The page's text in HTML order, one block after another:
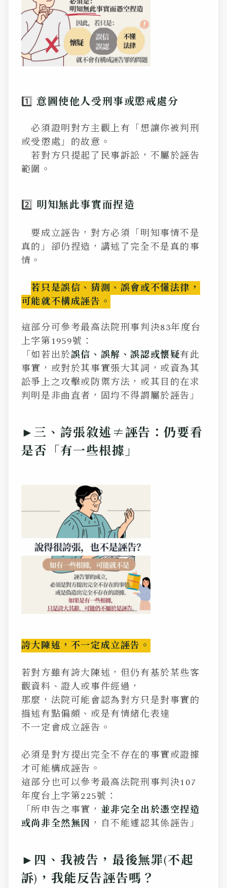
1️⃣意圖使他人受刑事或懲戒處分
必須證明對方主觀上有「想讓你被判刑
或受懲處」的故意。
若對方只提起了民事訴訟，不屬於誣告
範圍。
2️⃣ 明知無此事實而捏造
要成立誣告，對方必須「明知事情不是
真的」卻仍捏造，講述了完全不是真的事
情。
若只是誤信、猜測、誤會或不懂法律，
可能就不構成誣告。
這部分可參考最高法院刑事判決83年度台
上字第1959號：
「如若出於誤信、誤解、誤認或懷疑有此
事實，或對於其事實張大其詞，或資為其
訟爭上之攻擊或防禦方法，或其目的在求
判明是非曲直者，固均不得謂屬於誣告」
►三、誇張敘述≠誣告：仍要看
是否「有一些根據」
誇大陳述，不一定成立誣告。
若對方雖有誇大陳述，但仍有基於某些客
觀資料、證人或事件經過，
那麼，法院可能會認為對方只是對事實的
描述有點偏頗、或是有情緒化表達
不一定會成立誣告 。
必須是對方提出完全不存在的事實或證據
才可能構成誣告。
這部分也可以參考最高法院刑事判決107
年度台上字第225號：
「所申告之事實， 並非完全出於憑空捏造
或尚非全然無因 ，自不能遽認其係誣告」
►四、我被告，最後無罪(不起
訴)，我能反告誣告嗎？